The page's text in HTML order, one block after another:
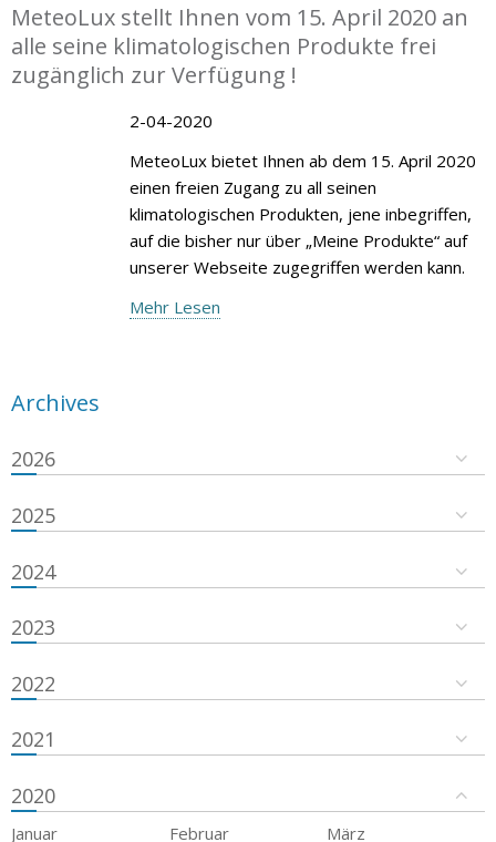
MeteoLux stellt Ihnen vom 15. April 2020 an
alle seine klimatologischen Produkte frei
zugänglich zur Verfügung !
2-04-2020
MeteoLux bietet Ihnen ab dem 15. April 2020
einen freien Zugang zu all seinen
klimatologischen Produkten, jene inbegriffen,
auf die bisher nur über „Meine Produkte“ auf
unserer Webseite zugegriffen werden kann.
Mehr Lesen
Archives
2026
2025
2024
2023
2022
2021
2020
Januar Februar
März